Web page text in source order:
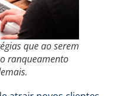
que ao serem
ranqueamento